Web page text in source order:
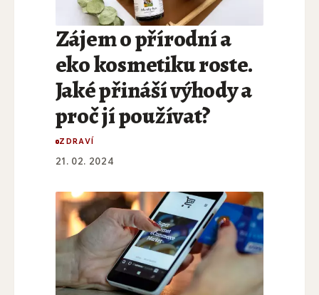
Zájem o přírodní a
eko kosmetiku roste.
Jaké přináší výhody a
proč jí používat?
ZDRAVÍ
21. 02. 2024